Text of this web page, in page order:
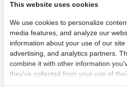
10/10
prima
prima
This website uses cookies
We use cookies to personalize
media features, and analyze our
information about your use of our site
advertising, and analytics partners.
combine it with other information
they've collected from your use of